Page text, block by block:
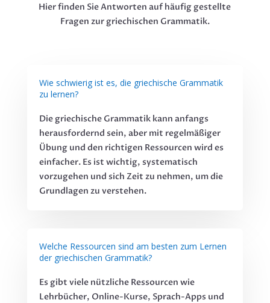
Hier finden Sie Antworten auf häufig gestellte
Fragen zur griechischen Grammatik.
Wie schwierig ist es, die griechische Grammatik
zu lernen?
Die griechische Grammatik kann anfangs
herausfordernd sein, aber mit regelmäßiger
Übung und den richtigen Ressourcen wird es
einfacher. Es ist wichtig, systematisch
vorzugehen und sich Zeit zu nehmen, um die
Grundlagen zu verstehen.
Welche Ressourcen sind am besten zum Lernen
der griechischen Grammatik?
Es gibt viele nützliche Ressourcen wie
Lehrbücher, Online-Kurse, Sprach-Apps und